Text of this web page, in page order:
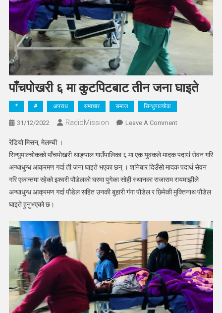
पाँचपोखरी ६ मा कुटपिटबाट तीन जना घाइते
* # अपराध समाचार समाज सिन्धुपाल्चोक
31/12/2022 RadioMission Leave A CommentOn
मा
कुटपिटबाट
तीन
जना
रेडियो मिसन, मेलम्ची ।
सिन्धुपाल्चोकको पाँचपोखरी थाङ्पाल गाउँपालिका ६ मा एक युवकले मादक पदार्थ सेवन गरि
अन्धाधुन्ध आक्रमण गर्दा ती जना घाइते भएका छन् । शनिबार दिउँसो मादक पदार्थ सेवन
गरि एकान्तमा रहेको इश्वरी पौडेलको घरमा पुगेका सोही स्थानका राजाराम रायमाझीले
अन्धाधुन्ध आक्रमण गर्दा पौडेल सहित उनकी बुहारी गंगा पौडेल र छिमेकी मुक्तिनाथ पौडेल
घाइते हुनुभएको छ।